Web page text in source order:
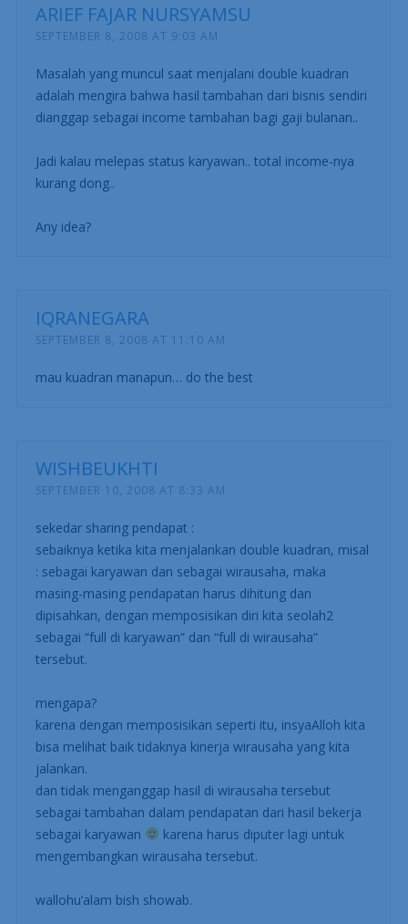
ARIEF FAJAR NURSYAMSU
SEPTEMBER 8, 2008 AT 9:03 AM
Masalah yang muncul saat menjalani double kuadran
adalah mengira bahwa hasil tambahan dari bisnis sendiri
dianggap sebagai income tambahan bagi gaji bulanan..
Jadi kalau melepas status karyawan.. total income-nya
kurang dong..
Any idea?
IQRANEGARA
SEPTEMBER 8, 2008 AT 11:10 AM
mau kuadran manapun… do the best
WISHBEUKHTI
SEPTEMBER 10, 2008 AT 8:33 AM
sekedar sharing pendapat :
sebaiknya ketika kita menjalankan double kuadran, misal
: sebagai karyawan dan sebagai wirausaha, maka
masing-masing pendapatan harus dihitung dan
dipisahkan, dengan memposisikan diri kita seolah2
sebagai “full di karyawan” dan “full di wirausaha”
tersebut.
mengapa?
karena dengan memposisikan seperti itu, insyaAlloh kita
bisa melihat baik tidaknya kinerja wirausaha yang kita
jalankan.
dan tidak menganggap hasil di wirausaha tersebut
sebagai tambahan dalam pendapatan dari hasil bekerja
sebagai karyawan
karena harus diputer lagi untuk
mengembangkan wirausaha tersebut.
wallohu’alam bish showab.